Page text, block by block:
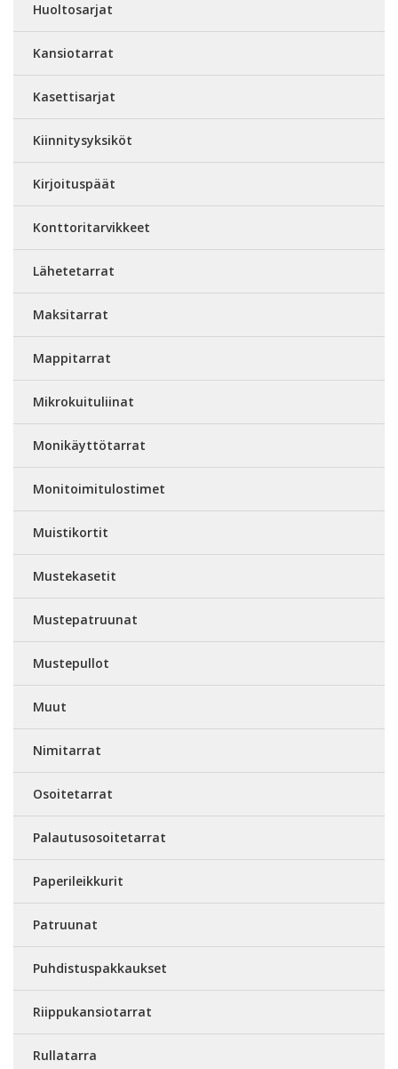
Huoltosarjat
Kansiotarrat
Kasettisarjat
Kiinnitysyksiköt
Kirjoituspäät
Konttoritarvikkeet
Lähetetarrat
Maksitarrat
Mappitarrat
Mikrokuituliinat
Monikäyttötarrat
Monitoimitulostimet
Muistikortit
Mustekasetit
Mustepatruunat
Mustepullot
Muut
Nimitarrat
Osoitetarrat
Palautusosoitetarrat
Paperileikkurit
Patruunat
Puhdistuspakkaukset
Riippukansiotarrat
Rullatarra